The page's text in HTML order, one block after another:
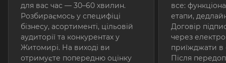
для вас час — 30–60 хвилин.
Розбираємось у специфіці
бізнесу, асортименті, цільовій
аудиторії та конкурентах у
Житомирі. На виході ви
отримуєте попередню оцінку
все:
етапи,
Договір
через
приїжджати в
Після